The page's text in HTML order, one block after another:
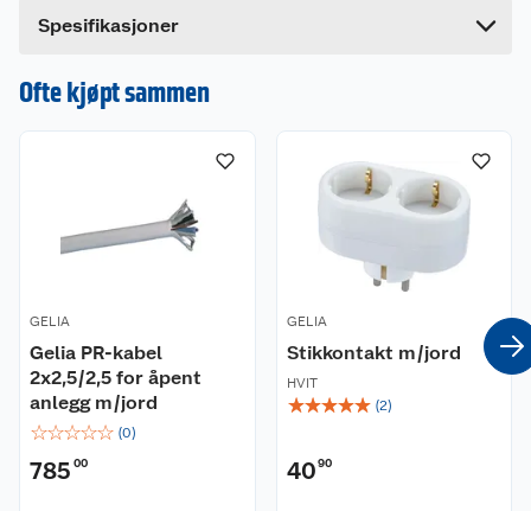
registrert elektrikervirksomhet.
Dette produktet har ikke fått noen omtale ennå.
en omtale.
Spesifikasjoner
Ofte kjøpt sammen
GELIA
Gelia PR-kabel
2x2,5/2,5 for åpent
anlegg m/jord
☆☆☆☆☆ (0)
785 00
GELIA
Stikkontakt m/jord
HVIT
☆☆☆☆☆ (2)
40 90